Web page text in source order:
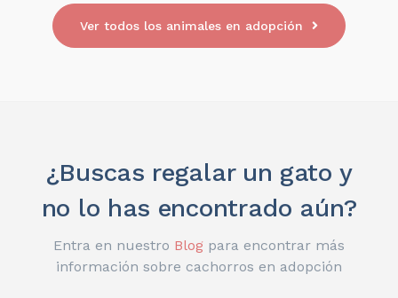
Ver todos los animales en adopción
¿Buscas regalar un gato y
no lo has encontrado aún?
Entra en nuestro Blog para encontrar más
información sobre cachorros en adopción